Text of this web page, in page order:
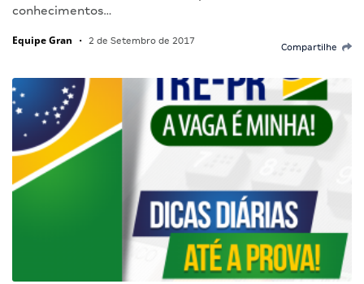
conhecimentos…
Equipe Gran • 2 de Setembro de 2017
Compartilhe